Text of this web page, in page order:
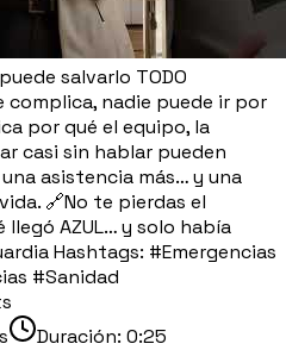
salvarlo TODO
complica, nadie puede ir por
por qué el equipo, la
casi sin hablar pueden
asistencia más… y una
🔗No te pierdas el
AZUL… y solo había
Hashtags: #Emergencias
#Sanidad
Duración: 0:25